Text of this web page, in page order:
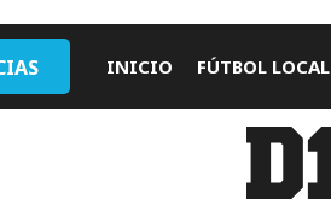
INICIO FÚTBOL LOCAL